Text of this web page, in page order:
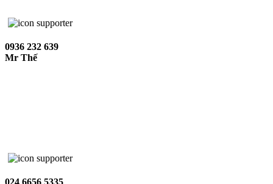
0936 232 639
Mr Thế